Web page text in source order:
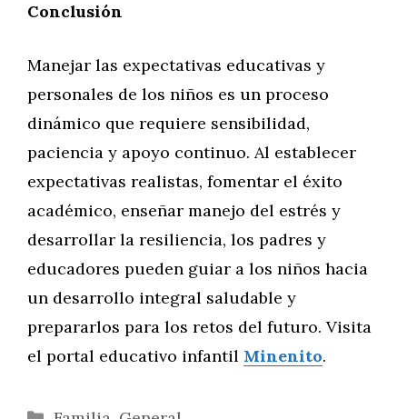
Conclusión
Manejar las expectativas educativas y
personales de los niños es un proceso
dinámico que requiere sensibilidad,
paciencia y apoyo continuo. Al establecer
expectativas realistas, fomentar el éxito
académico, enseñar manejo del estrés y
desarrollar la resiliencia, los padres y
educadores pueden guiar a los niños hacia
un desarrollo integral saludable y
prepararlos para los retos del futuro. Visita
el portal educativo infantil Minenito.